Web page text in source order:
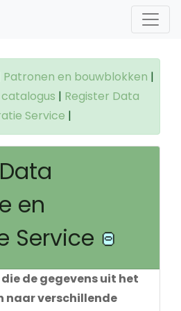
Patronen en bouwblokken |
| Register Data
Service |
en
Service
de gegevens uit het
naar verschillende